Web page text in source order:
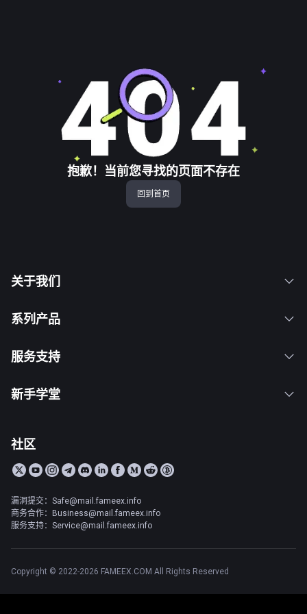
抱歉！当前您寻找的页面不存在
回到首页
关于我们
系列产品
服务支持
新手学堂
社区
漏洞提交：Safe@mail.fameex.info
商务合作：Business@mail.fameex.info
服务支持：Service@mail.fameex.info
Copyright © 2022-2026 FAMEEX.COM All Rights Reserved